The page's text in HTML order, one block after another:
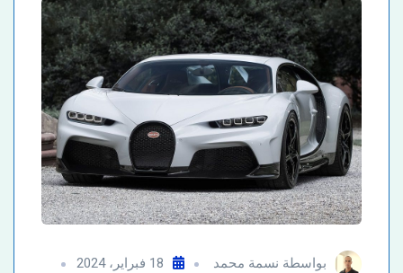
بواسطة نسمة محمد
18 فبراير، 2024